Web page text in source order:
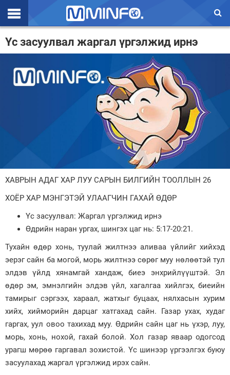
Эхлэл
Валют ханш
Нийгэм
Энтертайнмэнт
Зурхай
Үс засуулвал жаргал үргэлжид ирнэ
ХАВРЫН АДАГ ХАР ЛУУ САРЫН БИЛГИЙН ТООЛЛЫН 26
ХОЁР ХАР МЭНГЭТЭЙ УЛААГЧИН ГАХАЙ ӨДӨР
Үс засуулвал: Жаргал үргэлжид ирнэ
Өдрийн наран ургах, шингэх цаг нь: 5:17-20:21.
Тухайн өдөр хонь, туулай жилтнээ аливаа үйлийг хийхэд
эерэг сайн ба могой, морь жилтнээ сөрөг муу нөлөөтэй тул
элдэв үйлд хянамгай хандаж, биеэ энхрийлүүштэй. Эл
өдөр эм, эмнэлгийн элдэв үйл, хагалгаа хийлгэх, биеийн
тамирыг сэргээх, хараал, жатхыг буцаах, нялхасын хурим
хийх, хийморийн дарцаг хатгахад сайн. Газар ухах, худаг
гаргах, уул овоо тахихад муу. Өдрийн сайн цаг нь үхэр, луу,
морь, хонь, нохой, гахай болой. Хол газар яваар одогсод
урагш мөрөө гаргавал зохистой. Үс шинээр үргээлгэх буюу
засуулахад жаргал үргэлжид ирэх сайн.